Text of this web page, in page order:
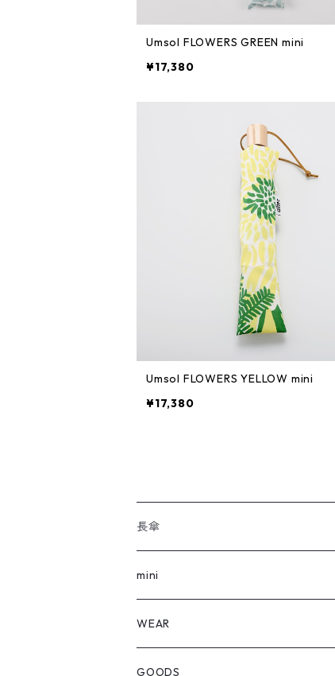
Umsol FLOWERS GREEN mini
¥17,380
Umsol FLOWERS YELLOW mini
¥17,380
長傘
全ての長傘
FLOWERS
REVERSE
mini
全てのmini
FLOWERS
WEAR
Outer
GOODS